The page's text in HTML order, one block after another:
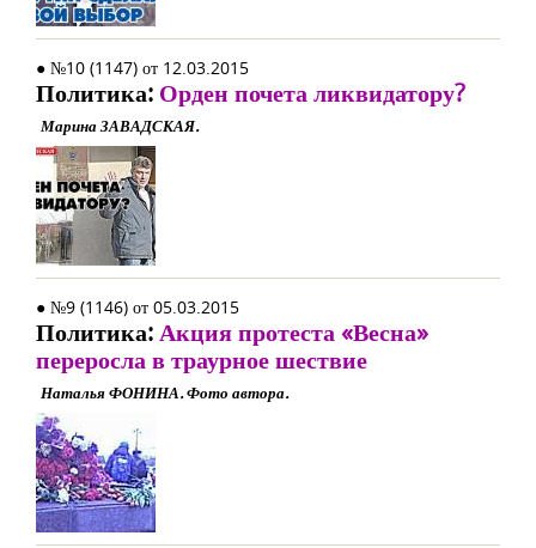
● №10 (1147) от 12.03.2015
Политика: Орден почета ликвидатору?
Марина ЗАВАДСКАЯ.
● №9 (1146) от 05.03.2015
Политика:Акция протеста «Весна»
переросла в траурное шествие
Наталья ФОНИНА. Фото автора.